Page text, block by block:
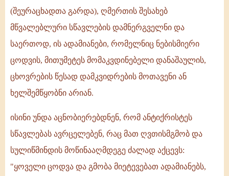
(შეურაცხადთა გარდა), ღმერთის შესახებ
მწვალებლური სწავლების დამნერგველნი და
საერთოდ, ის ადამიანები, რომელნიც ნებისმიერი
ცოდვის, მითუმეტეს მომაკვდინებელი დანაშაულის,
ცხოვრების წესად დამკვიდრების მოთავენი ან
ხელშემწყობნი არიან.
ისინი უნდა აცნობიერებდნენ, რომ ანტიქრისტეს
სწავლებას ავრცელებენ, რაც მათ ღვთისმგმობ და
სულიწმინდის მოწინააღმდეგე ძალად აქცევს:
"ყოველი ცოდვა და გმობა მიეტევებათ ადამიანებს,